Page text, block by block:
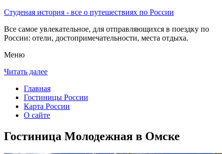
Студеная история - все о путешествиях по России
Все самое увлекательное, для отправляющихся в поездку по
России: отели, достопримечательности, места отдыха.
Меню
Читать далее
Главная
Гостиницы России
Карта России
О сайте
Гостиница Молодежная в Омске